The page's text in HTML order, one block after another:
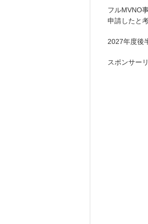
フルMVNO
申請したと
2027年度後
スポンサー